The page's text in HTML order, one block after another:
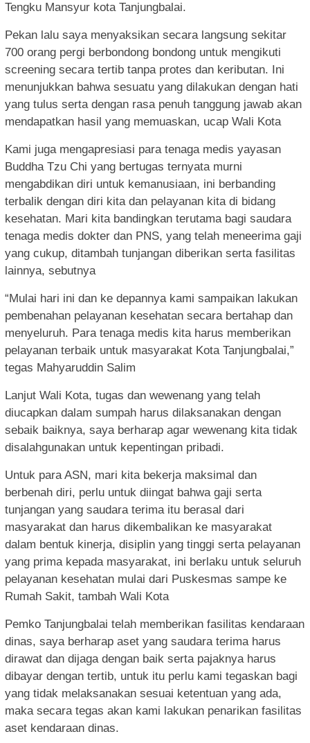
Tengku Mansyur kota Tanjungbalai.
Pekan lalu saya menyaksikan secara langsung sekitar
700 orang pergi berbondong bondong untuk mengikuti
screening secara tertib tanpa protes dan keributan. Ini
menunjukkan bahwa sesuatu yang dilakukan dengan hati
yang tulus serta dengan rasa penuh tanggung jawab akan
mendapatkan hasil yang memuaskan, ucap Wali Kota
Kami juga mengapresiasi para tenaga medis yayasan
Buddha Tzu Chi yang bertugas ternyata murni
mengabdikan diri untuk kemanusiaan, ini berbanding
terbalik dengan diri kita dan pelayanan kita di bidang
kesehatan. Mari kita bandingkan terutama bagi saudara
tenaga medis dokter dan PNS, yang telah meneerima gaji
yang cukup, ditambah tunjangan diberikan serta fasilitas
lainnya, sebutnya
“Mulai hari ini dan ke depannya kami sampaikan lakukan
pembenahan pelayanan kesehatan secara bertahap dan
menyeluruh. Para tenaga medis kita harus memberikan
pelayanan terbaik untuk masyarakat Kota Tanjungbalai,”
tegas Mahyaruddin Salim
Lanjut Wali Kota, tugas dan wewenang yang telah
diucapkan dalam sumpah harus dilaksanakan dengan
sebaik baiknya, saya berharap agar wewenang kita tidak
disalahgunakan untuk kepentingan pribadi.
Untuk para ASN, mari kita bekerja maksimal dan
berbenah diri, perlu untuk diingat bahwa gaji serta
tunjangan yang saudara terima itu berasal dari
masyarakat dan harus dikembalikan ke masyarakat
dalam bentuk kinerja, disiplin yang tinggi serta pelayanan
yang prima kepada masyarakat, ini berlaku untuk seluruh
pelayanan kesehatan mulai dari Puskesmas sampe ke
Rumah Sakit, tambah Wali Kota
Pemko Tanjungbalai telah memberikan fasilitas kendaraan
dinas, saya berharap aset yang saudara terima harus
dirawat dan dijaga dengan baik serta pajaknya harus
dibayar dengan tertib, untuk itu perlu kami tegaskan bagi
yang tidak melaksanakan sesuai ketentuan yang ada,
maka secara tegas akan kami lakukan penarikan fasilitas
aset kendaraan dinas.